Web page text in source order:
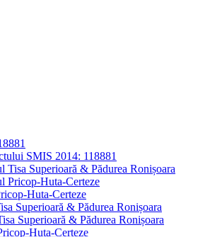
SMIS 2014: 118881
Tisa Superioară & Pădurea Ronișoara
Pricop-Huta-Certeze
Huta-Certeze
Superioară & Pădurea Ronișoara
Superioară & Pădurea Ronișoara
Huta-Certeze